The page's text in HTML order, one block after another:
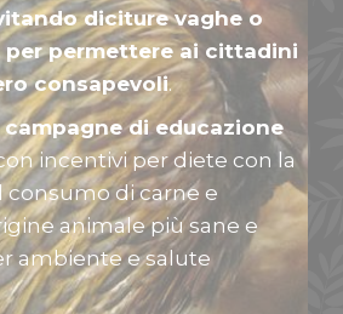
diciture vaghe o
per permettere ai cittadini
consapevoli.
campagne di educazione
incentivi per diete con la
consumo di carne e
animale più sane e
ambiente e salute